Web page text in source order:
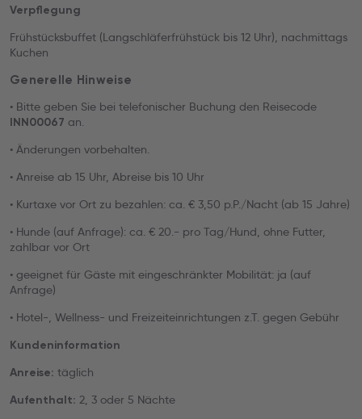
Verpflegung
Frühstücksbuffet (Langschläferfrühstück bis 12 Uhr), nachmittags
Kuchen
Generelle Hinweise
• Bitte geben Sie bei telefonischer Buchung den Reisecode
INN00067 an.
• Änderungen vorbehalten.
• Anreise ab 15 Uhr, Abreise bis 10 Uhr
• Kurtaxe vor Ort zu bezahlen: ca. € 3,50 p.P./Nacht (ab 15 Jahre)
• Hunde (auf Anfrage): ca. € 20.- pro Tag/Hund, ohne Futter,
zahlbar vor Ort
• geeignet für Gäste mit eingeschränkter Mobilität: ja (auf
Anfrage)
• Hotel-, Wellness- und Freizeiteinrichtungen z.T. gegen Gebühr
Kundeninformation
Anreise: täglich
Aufenthalt: 2, 3 oder 5 Nächte